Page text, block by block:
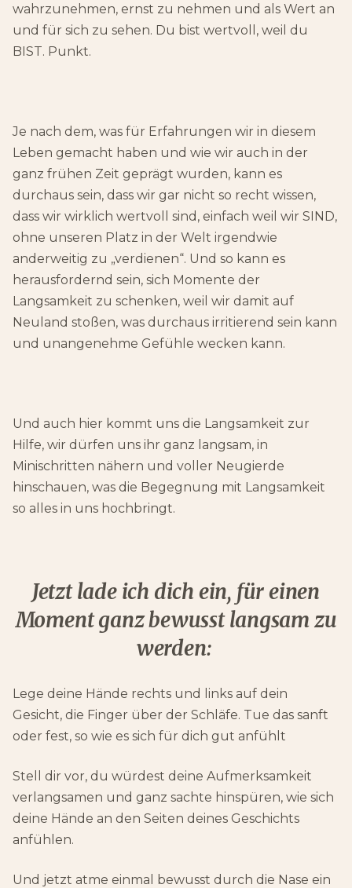
wahrzunehmen, ernst zu nehmen und als Wert an
und für sich zu sehen. Du bist wertvoll, weil du
BIST. Punkt.
Je nach dem, was für Erfahrungen wir in diesem
Leben gemacht haben und wie wir auch in der
ganz frühen Zeit geprägt wurden, kann es
durchaus sein, dass wir gar nicht so recht wissen,
dass wir wirklich wertvoll sind, einfach weil wir SIND,
ohne unseren Platz in der Welt irgendwie
anderweitig zu „verdienen“. Und so kann es
herausfordernd sein, sich Momente der
Langsamkeit zu schenken, weil wir damit auf
Neuland stoßen, was durchaus irritierend sein kann
und unangenehme Gefühle wecken kann.
Und auch hier kommt uns die Langsamkeit zur
Hilfe, wir dürfen uns ihr ganz langsam, in
Minischritten nähern und voller Neugierde
hinschauen, was die Begegnung mit Langsamkeit
so alles in uns hochbringt.
Jetzt lade ich dich ein, für einen
Moment ganz bewusst langsam zu
werden:
Lege deine Hände rechts und links auf dein
Gesicht, die Finger über der Schläfe. Tue das sanft
oder fest, so wie es sich für dich gut anfühlt
Stell dir vor, du würdest deine Aufmerksamkeit
verlangsamen und ganz sachte hinspüren, wie sich
deine Hände an den Seiten deines Geschichts
anfühlen.
Und jetzt atme einmal bewusst durch die Nase ein